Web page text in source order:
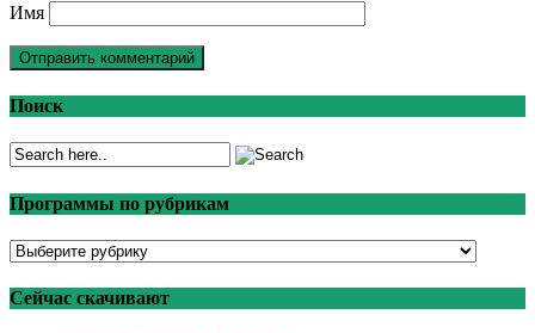
Имя
Поиск
Программы по рубрикам
Программы
рубрикам
Сейчас скачивают